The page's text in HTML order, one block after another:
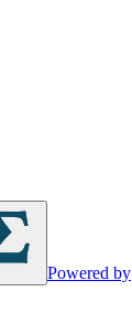
Powered by